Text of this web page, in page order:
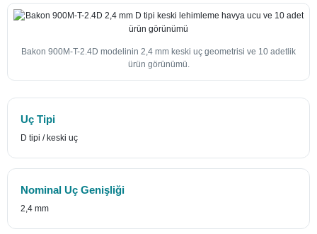
Bakon 900M-T-2.4D modelinin 2,4 mm keski uç geometrisi ve 10 adetlik
ürün görünümü.
Uç Tipi
D tipi / keski uç
Nominal Uç Genişliği
2,4 mm